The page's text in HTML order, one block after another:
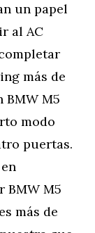
un papel
al AC
más de
BMW M5
modo
puertas.
BMW M5
más de